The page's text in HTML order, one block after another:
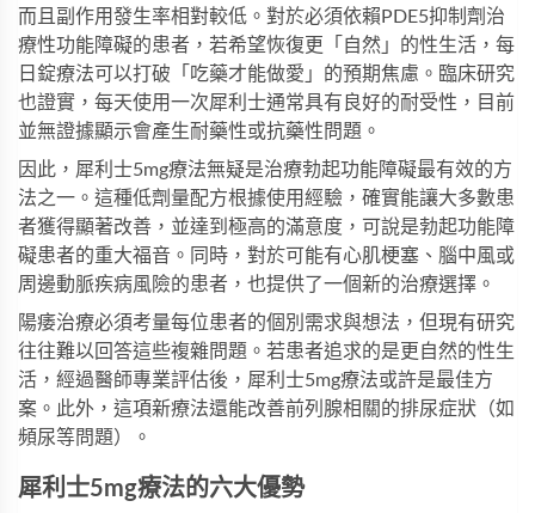
而且副作用發生率相對較低。對於必須依賴PDE5抑制劑治
療性功能障礙的患者，若希望恢復更「自然」的性生活，每
日錠療法可以打破「吃藥才能做愛」的預期焦慮。臨床研究
也證實，每天使用一次犀利士通常具有良好的耐受性，目前
並無證據顯示會產生耐藥性或抗藥性問題。
因此，犀利士5mg療法無疑是治療勃起功能障礙最有效的方
法之一。這種低劑量配方根據使用經驗，確實能讓大多數患
者獲得顯著改善，並達到極高的滿意度，可說是勃起功能障
礙患者的重大福音。同時，對於可能有心肌梗塞、腦中風或
周邊動脈疾病風險的患者，也提供了一個新的治療選擇。
陽痿治療必須考量每位患者的個別需求與想法，但現有研究
往往難以回答這些複雜問題。若患者追求的是更自然的性生
活，經過醫師專業評估後，犀利士5mg療法或許是最佳方
案。此外，這項新療法還能改善前列腺相關的排尿症狀（如
頻尿等問題）。
犀利士5mg療法的六大優勢